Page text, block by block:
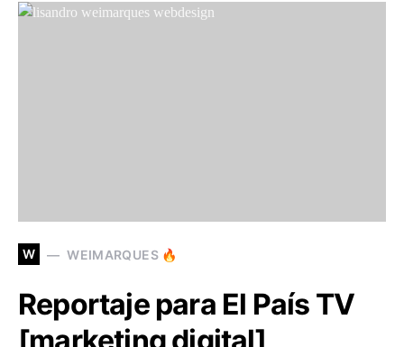
W WEIMARQUES 🔥
Reportaje para El País TV